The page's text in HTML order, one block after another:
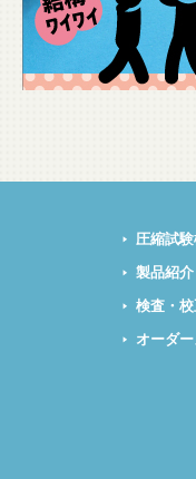
圧縮試
製品紹介
検査・
オーダ